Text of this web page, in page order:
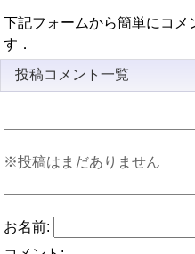
下記フォームから簡単にコメ
す．
投稿コメント一覧
※投稿はまだありません
お名前: